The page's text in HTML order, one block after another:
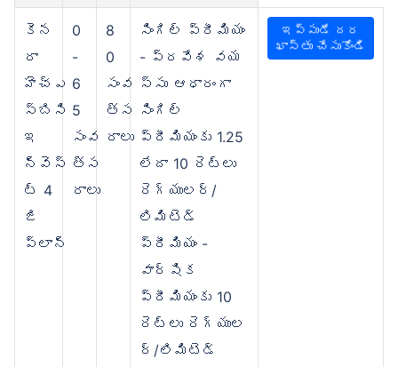
కెన
రా
హెచ్‌ఎ
స్‌బిసి
ఇ
న్వెస్
ట్ 4
జి
ప్లాన్
0
-
6
5
సంవ
త్స
రాలు
8
0
సంవ
త్స
రాలు
సింగిల్ ప్రీమియం
- ప్రవేశ వయ
స్సు ఆధారంగా
సింగిల్
ప్రీమియంకు 1.25
లేదా 10 రెట్లు
రెగ్యులర్/
లిమిటెడ్
ప్రీమియం -
వార్షిక
ప్రీమియంకు 10
రెట్లు రెగ్యుల
ర్/లిమిటెడ్
ఇప్పుడే దర
ఖాస్తు చేసుకోండి